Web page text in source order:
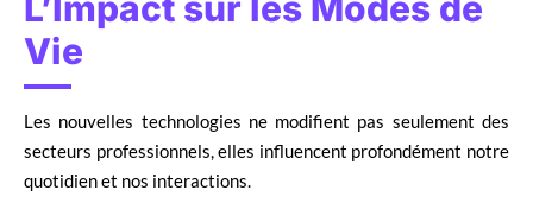
Vie
Les nouvelles technologies ne modifient pas seulement des
secteurs professionnels, elles influencent profondément notre
quotidien et nos interactions.